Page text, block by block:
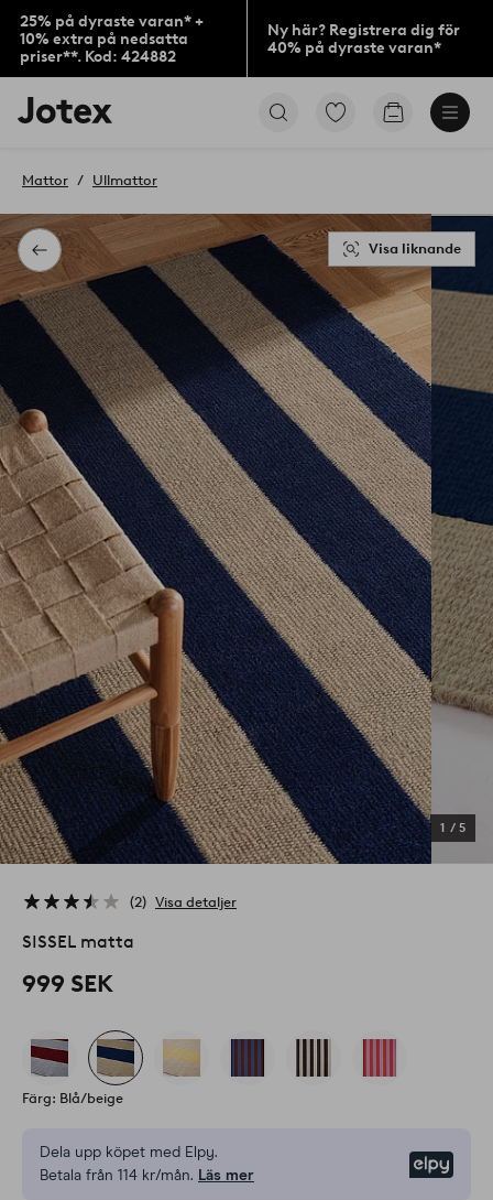
25% på dyraste varan* +
10% extra på nedsatta
priser**. Kod: 424882
Ny här? Registrera dig för
40% på dyraste varan*
Jotex
logotyp
till
Gå
Gå
Tillbaka
Mattor Ullmattor
1 / 5
Visa liknande
2 Visa detaljer
SISSEL matta
999 SEK
Färg: Blå/beige
Dela upp köpet med Elpy.
Betala från 114 kr/mån. Läs mer